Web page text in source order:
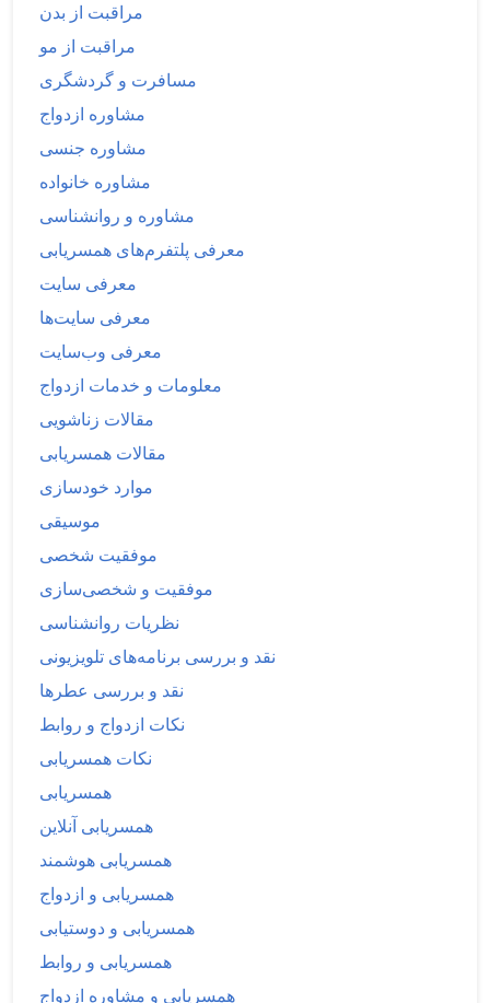
مراقبت از بدن
مراقبت از مو
مسافرت و گردشگری
مشاوره ازدواج
مشاوره جنسی
مشاوره خانواده
مشاوره و روانشناسی
معرفی پلتفرم‌های همسریابی
معرفی سایت
معرفی سایت‌ها
معرفی وب‌سایت
معلومات و خدمات ازدواج
مقالات زناشویی
مقالات همسریابی
موارد خودسازی
موسیقی
موفقیت شخصی
موفقیت و شخصی‌سازی
نظریات روانشناسی
نقد و بررسی برنامه‌های تلویزیونی
نقد و بررسی عطرها
نکات ازدواج و روابط
نکات همسریابی
همسریابی
همسریابی آنلاین
همسریابی هوشمند
همسریابی و ازدواج
همسریابی و دوستیابی
همسریابی و روابط
همسریابی و مشاوره ازدواج